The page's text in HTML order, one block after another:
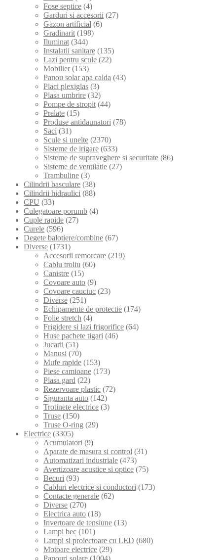
Fose septice (4)
Garduri si accesorii (27)
Gazon artificial (6)
Gradinarit (198)
Iluminat (344)
Instalatii sanitare (135)
Lazi pentru scule (22)
Mobilier (153)
Panou solar apa calda (43)
Placi plexiglas (3)
Plasa umbrire (32)
Pompe de stropit (44)
Prelate (15)
Produse antidaunatori (78)
Saci (31)
Scule si unelte (2370)
Sisteme de irigare (633)
Sisteme de supraveghere si securitate (86)
Sisteme de ventilatie (27)
Trambuline (3)
Cilindrii basculare (38)
Cilindrii hidraulici (88)
CPU (33)
Culegatoare porumb (4)
Cuple rapide (27)
Curele (596)
Degete balotiere/combine (67)
Diverse (1731)
Accesorii remorcare (219)
Cablu troliu (60)
Canistre (15)
Covoare auto (9)
Covoare cauciuc (23)
Diverse (251)
Echipamente de protectie (174)
Folie stretch (4)
Frigidere si lazi frigorifice (64)
Huse pachete tigari (46)
Jucarii (51)
Manusi (70)
Mufe rapide (153)
Piese camioane (173)
Plasa gard (22)
Rezervoare plastic (72)
Siguranta auto (142)
Trotinete electrice (3)
Truse (150)
Truse O-ring (29)
Electrice (3305)
Acumulatori (9)
Aparate de masura si control (31)
Automatizari industriale (473)
Avertizoare acustice si optice (75)
Becuri (93)
Cabluri electrice si conductori (173)
Contacte generale (62)
Diverse (270)
Electrica auto (18)
Invertoare de tensiune (13)
Lampi bec (101)
Lampi si proiectoare cu LED (680)
Motoare electrice (29)
Panouri solare (1004)